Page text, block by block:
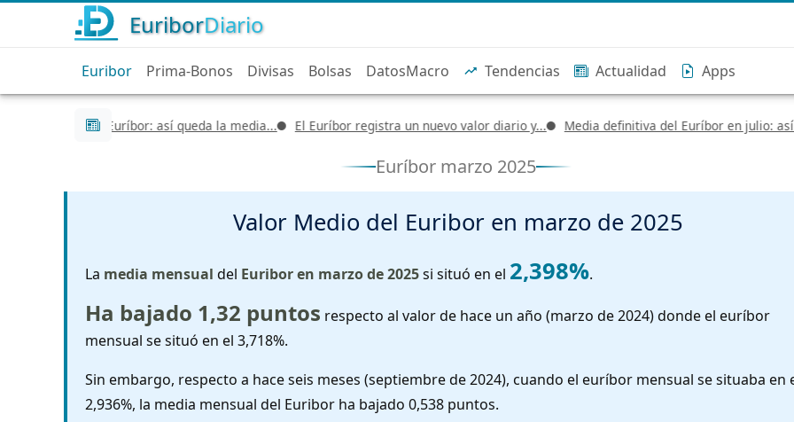
EuriborDiario
Euribor Prima-Bonos Divisas Bolsas DatosMacro Tendencias Actualidad Apps
Últimas noticias
del Euríbor: así queda la media... El Euríbor registra un nuevo valor diario y... Media definitiva del Euríbor en julio: así
Euríbor marzo 2025
Valor Medio del Euribor en marzo de 2025
La media mensual del Euribor en marzo de 2025si situó en el 2,398%.
Ha bajado 1,32 puntos respecto al valor de hace un año (marzo de 2024) donde el euríbor
mensual se situó en el 3,718%.
Sin embargo, respecto a hace seis meses (septiembre de 2024), cuando el euríbor mensual se situaba en
2,936%, la media mensual del Euribor ha bajado 0,538 puntos.